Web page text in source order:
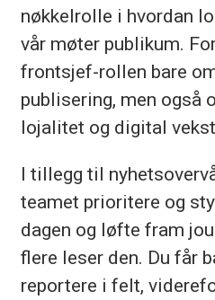
nøkkelrolle i hvordan
vår møter publikum.
frontsjef-rollen bare
publisering, men også
lojalitet og digital
I tillegg til
teamet prioritere og
dagen og løfte fram
flere leser den. Du får
reportere i felt,